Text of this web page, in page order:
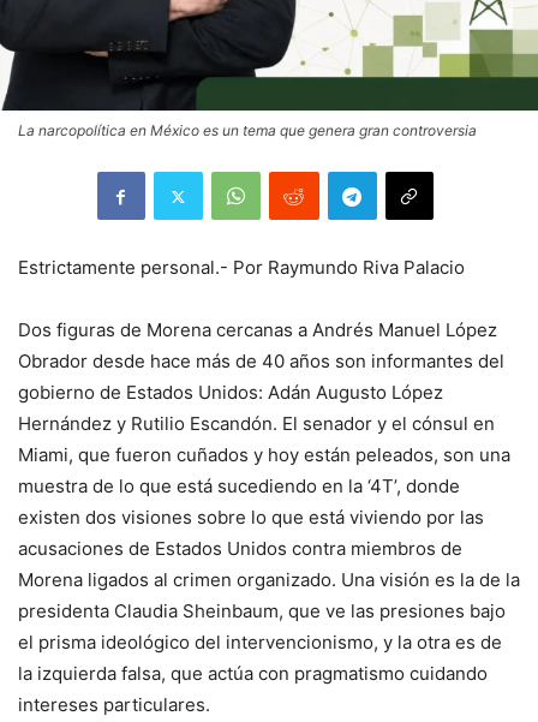
La narcopolítica en México es un tema que genera gran controversia
Estrictamente personal.- Por Raymundo Riva Palacio
Dos figuras de Morena cercanas a Andrés Manuel López
Obrador desde hace más de 40 años son informantes del
gobierno de Estados Unidos: Adán Augusto López
Hernández y Rutilio Escandón. El senador y el cónsul en
Miami, que fueron cuñados y hoy están peleados, son una
muestra de lo que está sucediendo en la ‘4T’, donde
existen dos visiones sobre lo que está viviendo por las
acusaciones de Estados Unidos contra miembros de
Morena ligados al crimen organizado. Una visión es la de la
presidenta Claudia Sheinbaum, que ve las presiones bajo
el prisma ideológico del intervencionismo, y la otra es de
la izquierda falsa, que actúa con pragmatismo cuidando
intereses particulares.